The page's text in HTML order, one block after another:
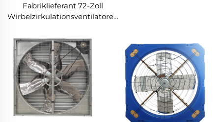
Fabriklieferant 72-Zoll
Wirbelzirkulationsventilatoren
Belüftungssystem für
Rinderställe Dachlüftungen